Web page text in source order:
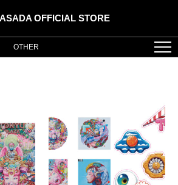
OFFICIAL STORE
menu
OTHER